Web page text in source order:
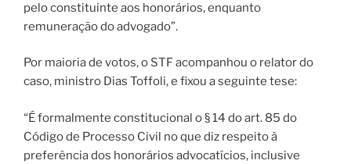
pelo constituinte aos honorários, enquanto
remuneração do advogado”.
Por maioria de votos, o STF acompanhou o relator do
caso, ministro Dias Toffoli, e fixou a seguinte tese:
“É formalmente constitucional o § 14 do art. 85 do
Código de Processo Civil no que diz respeito à
preferência dos honorários advocatícios, inclusive